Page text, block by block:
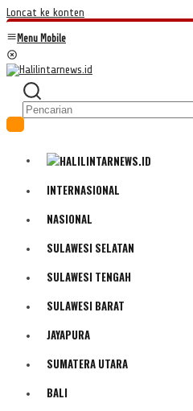
Loncat ke konten
Menu Mobile
INTERNASIONAL
NASIONAL
SULAWESI SELATAN
SULAWESI TENGAH
SULAWESI BARAT
JAYAPURA
SUMATERA UTARA
BALI